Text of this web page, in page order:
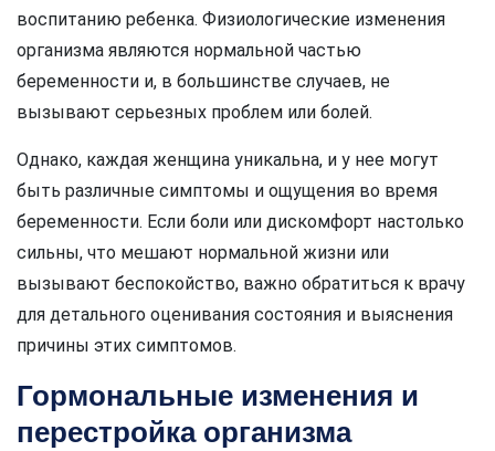
воспитанию ребенка. Физиологические изменения
организма являются нормальной частью
беременности и, в большинстве случаев, не
вызывают серьезных проблем или болей.
Однако, каждая женщина уникальна, и у нее могут
быть различные симптомы и ощущения во время
беременности. Если боли или дискомфорт настолько
сильны, что мешают нормальной жизни или
вызывают беспокойство, важно обратиться к врачу
для детального оценивания состояния и выяснения
причины этих симптомов.
Гормональные изменения и
перестройка организма